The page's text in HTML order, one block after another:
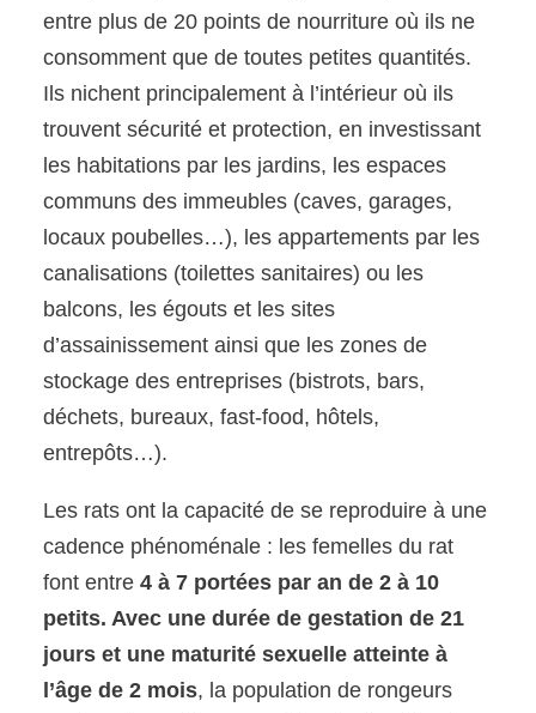
entre plus de 20 points de nourriture où ils ne
consomment que de toutes petites quantités.
Ils nichent principalement à l’intérieur où ils
trouvent sécurité et protection, en investissant
les habitations par les jardins, les espaces
communs des immeubles (caves, garages,
locaux poubelles…), les appartements par les
canalisations (toilettes sanitaires) ou les
balcons, les égouts et les sites
d’assainissement ainsi que les zones de
stockage des entreprises (bistrots, bars,
déchets, bureaux, fast-food, hôtels,
entrepôts…).
Les rats ont la capacité de se reproduire à une
cadence phénoménale : les femelles du rat
font entre4 à 7 portées par an de 2 à 10
petits. Avec une durée de gestation de 21
jours et une maturité sexuelle atteinte à
l’âge de 2 mois, la population de rongeurs